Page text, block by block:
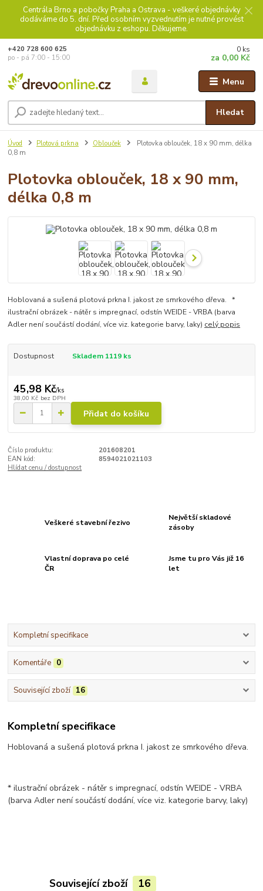
Centrála Brno a pobočky Praha a Ostrava - veškeré objednávky
dodáváme do 5. dní. Před osobním vyzvednutím je nutné provést
objednávku z eshopu. Děkujeme.
Menu
Hledat
+420 728 600 625
po - pá 7:00 - 15:00
0 ks
za 0,00 Kč
Úvod Plotová prkna Oblouček
Plotovka oblouček, 18 x 90 mm, délka
0,8 m
Plotovka oblouček, 18 x 90 mm,
délka 0,8 m
Hoblovaná a sušená plotová prkna I. jakost ze smrkového dřeva. *
ilustrační obrázek - nátěr s impregnací, odstín WEIDE - VRBA (barva
Adler není součástí dodání, více viz. kategorie barvy, laky) celý popis
Dostupnost Skladem 1119 ks
45,98 Kč/ks
38,00 Kč bez DPH
Přidat do košíku
Číslo produktu:
201608201
EAN kód:
8594021021103
Hlídat cenu / dostupnost
Veškeré stavební řezivo
Největší skladové
zásoby
Vlastní doprava po celé
ČR
Jsme tu pro Vás již 16
let
Kompletní specifikace
Komentáře 0
Související zboží 16
Kompletní specifikace
Hoblovaná a sušená plotová prkna I. jakost ze smrkového dřeva.
* ilustrační obrázek - nátěr s impregnací, odstín WEIDE - VRBA
(barva Adler není součástí dodání, více viz. kategorie barvy, laky)
Související zboží 16